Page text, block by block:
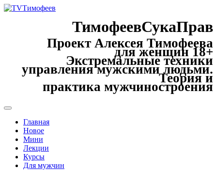
ТимофеевСукаПрав
Проект Алексея Тимофеева
для женщин 18+
Экстремальные техники
управления мужскими людьми.
Теория и
практика мужчиностроения
Главная
Новое
Мини
Лекции
Курсы
Для мужчин